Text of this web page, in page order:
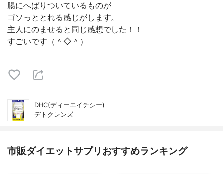
腸にへばりついているものが
ゴソっととれる感じがします。
主人にのませると同じ感想でした！！
すごいです（＾◇＾）
DHC(ディーエイチシー)
デトクレンズ
市販ダイエットサプリおすすめランキング